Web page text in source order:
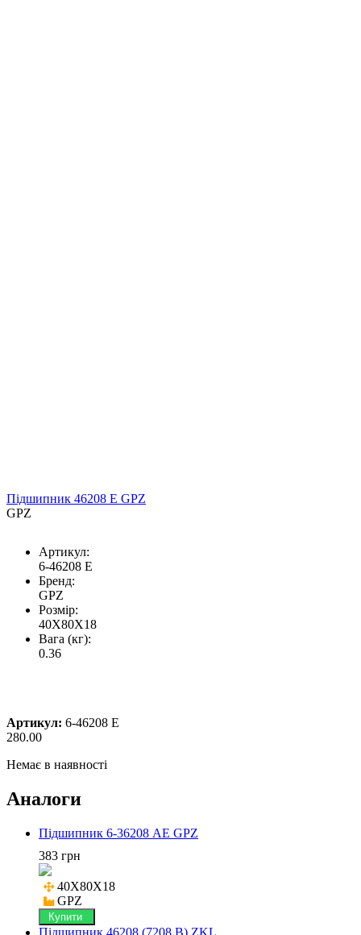
Підшипник 46208 Е GPZ
GPZ
Артикул:
6-46208 Е
Бренд:
GPZ
Розмір:
40X80X18
Вага (кг):
0.36
Артикул: 6-46208 Е
280.00
Немає в наявності
Аналоги
Підшипник 6-36208 АЕ GPZ
383 грн
40X80X18
GPZ
Купити
Підшипник 46208 (7208 B) ZKL